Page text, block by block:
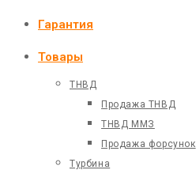
Гарантия
Товары
ТНВД
Продажа ТНВД
ТНВД ММЗ
Продажа форсунок
Турбина